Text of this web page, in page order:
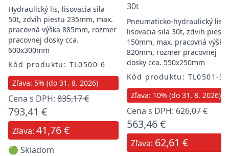
Hydraulický lis, lisovacia sila
50t, zdvih piestu 235mm, max.
pracovná výška 885mm, rozmer
pracovnej dosky cca.
600x300mm
Kód produktu: TL0500-6
Zľava: 5% (do 31. 8. 2026)
Cena s DPH: 835,17 €
793,41 €
Zľava: 41,76 €
🟢 Skladom
30t
Pneumaticko-hydraulický lis,
lisovacia sila 30t, zdvih piestu
150mm, max. pracovná výška
820mm, rozmer pracovnej
dosky cca. 550x250mm
Kód produktu: TL0501-3
Zľava: 10% (do 31. 8. 2026)
Cena s DPH: 626,07 €
563,46 €
Zľava: 62,61 €